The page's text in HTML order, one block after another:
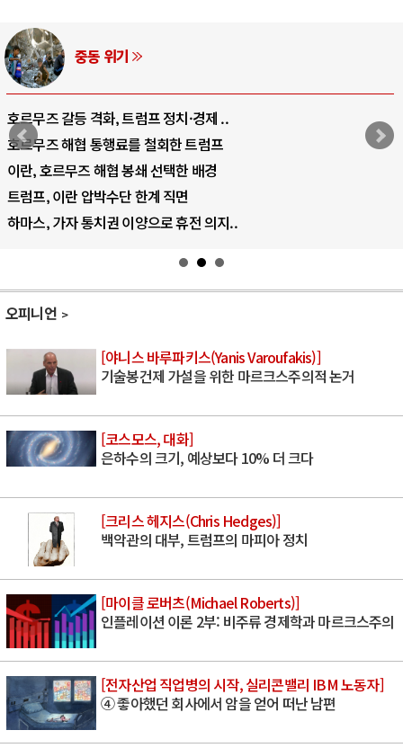
중국 AI, 저가 공세로 글로벌 토큰 시..
AI 국부펀드 구상 놓고 미국 진보진영 ..
AI 데이터센터 반대 투쟁은 새로운 글로..
AI의 숨은 환경 비용: 데이터센터 확산..
AI는 어떻게 미국 민주주의를 잠식하고 ..
오피니언
[야니스 바루파키스(Yanis Varoufakis)]
기술봉건제 가설을 위한 마르크스주의적 논거
[코스모스, 대화]
은하수의 크기, 예상보다 10% 더 크다
[크리스 헤지스(Chris Hedges)]
백악관의 대부, 트럼프의 마피아 정치
[마이클 로버츠(Michael Roberts)]
인플레이션 이론 2부: 비주류 경제학과 마르크스주의
[전자산업 직업병의 시작, 실리콘밸리 IBM 노동자]
④ 좋아했던 회사에서 암을 얻어 떠난 남편